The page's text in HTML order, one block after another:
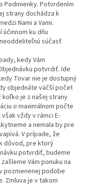
Podmienky. Potvrdením
strany dochádza k
Nami a Vami.
účinnom ku dňu
súčasť
kedy Vám
potvrdiť. Ide
Tovar nie je dostupný
objednáte väčší počet
koľko je z našej strany
o maximálnom počte
vždy v rámci E-
a nemala by pre
V prípade, že
dôvod, pre ktorý
potvrdiť, budeme
Vám ponuku na
pozmenenej podobe
Zmluva je v takom